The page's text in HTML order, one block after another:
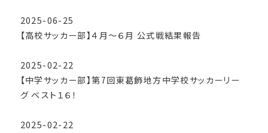
2025-06-25
【高校サッカー部】４月～６月 公式戦結果報告
2025-02-22
【中学サッカー部】第7回東葛飾地方中学校サッカーリー
グ ベスト１６！
2025-02-22